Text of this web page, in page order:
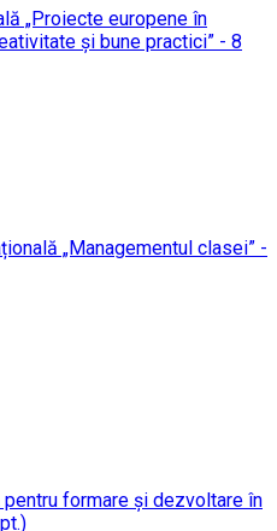
„Proiecte europene în
și bune practici” - 8
„Managementul clasei” -
formare și dezvoltare în